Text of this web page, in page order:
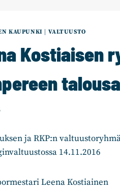
KAUPUNKI VALTUUSTO
Kostiaisen
ja RKP:n
14.11.2016
Leena Kostiainen